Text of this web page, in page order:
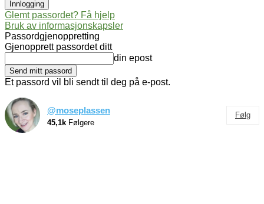
Glemt passordet? Få hjelp
Bruk av informasjonskapsler
Passordgjenoppretting
Gjenopprett passordet ditt
din epost
Et passord vil bli sendt til deg på e-post.
@moseplassen
45,1k Følgere
Følg